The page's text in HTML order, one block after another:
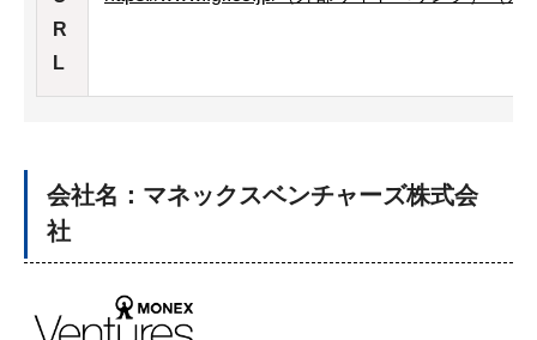
R
L
会社名：マネックスベンチャーズ株式会
社